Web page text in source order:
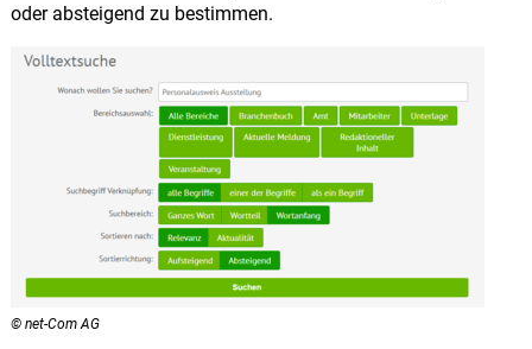
oder absteigend zu bestimmen.
© net-Com AG